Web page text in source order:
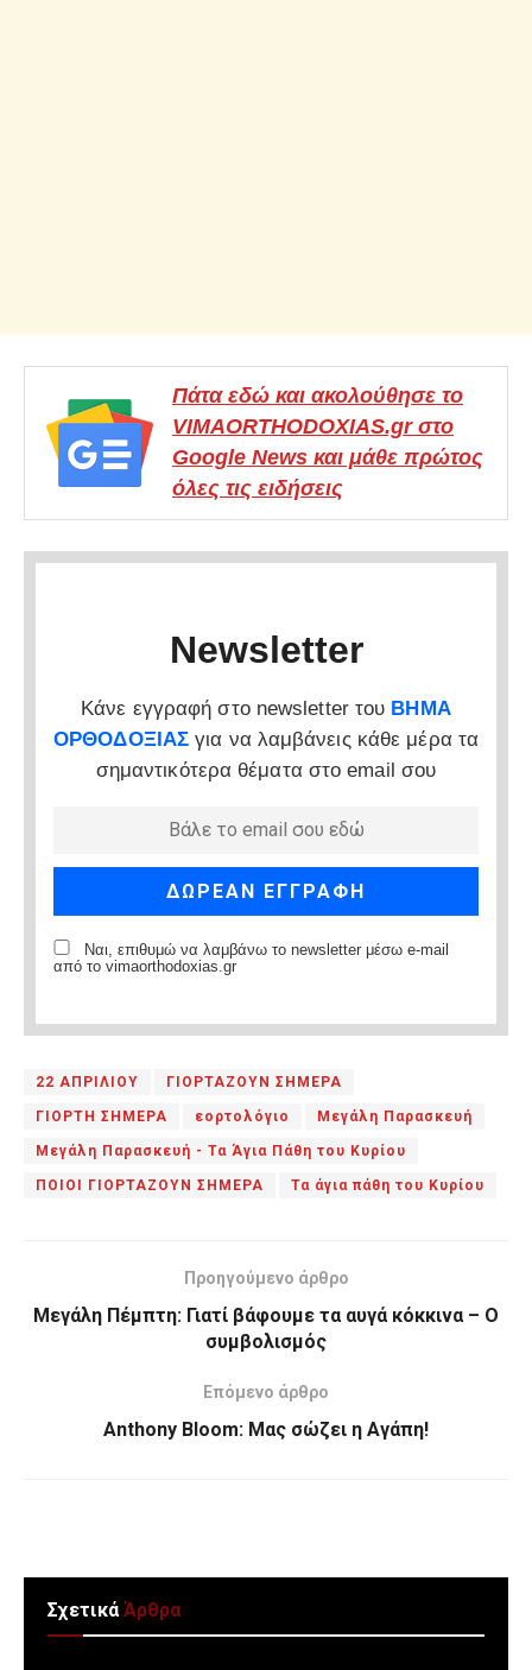
Πάτα εδώ και ακολούθησε το
VIMAORTHODOXIAS.gr στο
Google News και μάθε πρώτος
όλες τις ειδήσεις
Newsletter
Κάνε εγγραφή στο newsletter του ΒΗΜΑ
ΟΡΘΟΔΟΞΙΑΣ για να λαμβάνεις κάθε μέρα τα
σημαντικότερα θέματα στο email σου
Ναι, επιθυμώ να λαμβάνω το newsletter μέσω e-mail
από το vimaorthodoxias.gr
22 ΑΠΡΙΛΙΟΥ ΓΙΟΡΤΑΖΟΥΝ ΣΗΜΕΡΑ
ΓΙΟΡΤΗ ΣΗΜΕΡΑ εορτολόγιο Μεγάλη Παρασκευή
Μεγάλη Παρασκευή - Τα Άγια Πάθη του Κυρίου
ΠΟΙΟΙ ΓΙΟΡΤΑΖΟΥΝ ΣΗΜΕΡΑ Τα άγια πάθη του Κυρίου
Προηγούμενο άρθρο
Μεγάλη Πέμπτη: Γιατί βάφουμε τα αυγά κόκκινα – Ο
συμβολισμός
Επόμενο άρθρο
Anthony Bloom: Μας σώζει η Αγάπη!
ΣχετικάΆρθρα